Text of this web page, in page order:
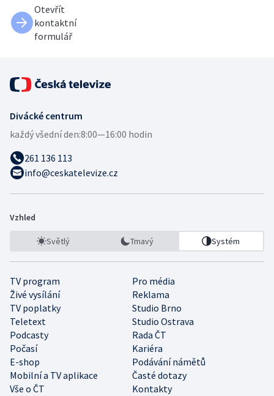
Otevřít
kontaktní
formulář
Divácké centrum
každý všední den:8:00—16:00 hodin
261 136 113
info@ceskatelevize.cz
Vzhled
Světlý Tmavý Systém
TV program
Pro média
Živé vysílání
Reklama
TV poplatky
Studio Brno
Teletext
Studio Ostrava
Podcasty
Rada ČT
Počasí
Kariéra
E-shop
Podávání námětů
Mobilní a TV aplikace
Časté dotazy
Vše o ČT
Kontakty